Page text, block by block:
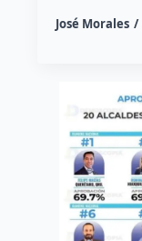
José Morales